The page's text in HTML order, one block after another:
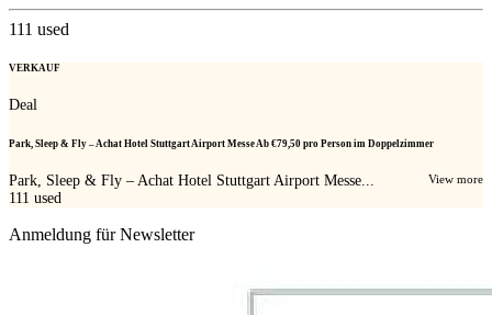
111 used
VERKAUF
Deal
Park, Sleep & Fly – Achat Hotel Stuttgart Airport Messe Ab €79,50 pro Person im Doppelzimmer
Park, Sleep & Fly – Achat Hotel Stuttgart Airport Messe... View more
111 used
Anmeldung für Newsletter